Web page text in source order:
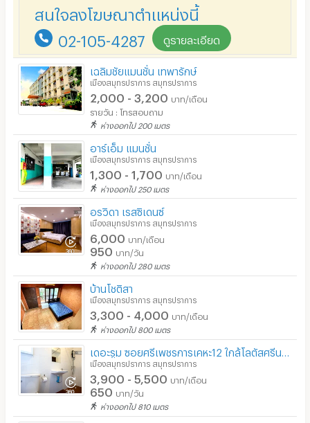
สนใจลงโฆษณาตำแหน่งนี้
02-105-4287 ดูรายละเอียด
เฉลิมชัยแมนชั่น เทพารักษ์
เมืองสมุทรปราการ สมุทรปราการ
2,000 - 3,200 บาท/เดือน
รายวัน : โทรสอบถาม
ห่างออกไป 200 เมตร
อาร์เอ็ม แมนชั่น
เมืองสมุทรปราการ สมุทรปราการ
1,300 - 1,700 บาท/เดือน
ห่างออกไป 250 เมตร
อรวิดา เรสซิเดนซ์
เมืองสมุทรปราการ สมุทรปราการ
6,000 บาท/เดือน
950 บาท/วัน
ห่างออกไป 280 เมตร
บ้านโชติสา
เมืองสมุทรปราการ สมุทรปราการ
3,300 - 4,000 บาท/เดือน
ห่างออกไป 800 เมตร
เมืองสมุทรปราการ สมุทรปราการ
3,900 - 5,500 บาท/เดือน
650 บาท/วัน
ห่างออกไป 810 เมตร